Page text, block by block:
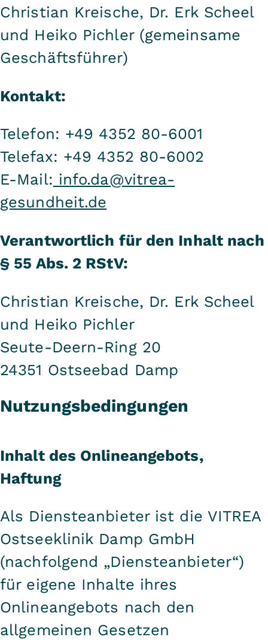
Christian Kreische, Dr. Erk Scheel
und Heiko Pichler (gemeinsame
Geschäftsführer)
Kontakt:
Telefon: +49 4352 80-6001
Telefax: +49 4352 80-6002
E-Mail: info.da@vitrea-
gesundheit.de
Verantwortlich für den Inhalt nach
§ 55 Abs. 2 RStV:
Christian Kreische, Dr. Erk Scheel
und Heiko Pichler
Seute-Deern-Ring 20
24351 Ostseebad Damp
Nutzungsbedingungen
Inhalt des Onlineangebots,
Haftung
Als Diensteanbieter ist die VITREA
Ostseeklinik Damp GmbH
(nachfolgend „Diensteanbieter“)
für eigene Inhalte ihres
Onlineangebots nach den
allgemeinen Gesetzen